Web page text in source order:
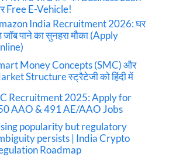
Free E-Vehicle!
India Recruitment 2026: घर
जॉब पाने का सुनहरा मौका (Apply
Money Concepts (SMC) और
Structure स्ट्रैटेजी को हिंदी में
Recruitment 2025: Apply for
AAO & 491 AE/AAO Jobs
popularity but regulatory
persists | India Crypto
Roadmap